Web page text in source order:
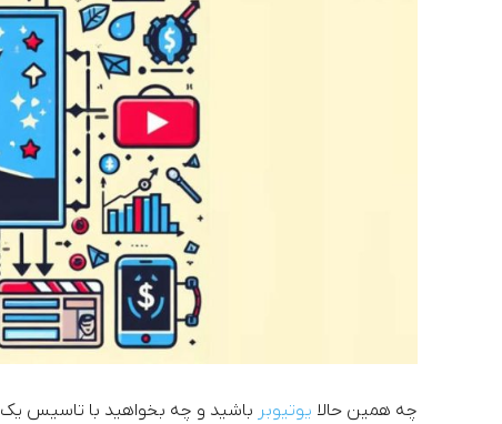
چه همین حالا یوتیوبر باشید و چه بخواهید با تاسیس یک